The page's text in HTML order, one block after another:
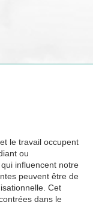
le travail occupent
ou
influencent notre
peuvent être de
Cet
dans le